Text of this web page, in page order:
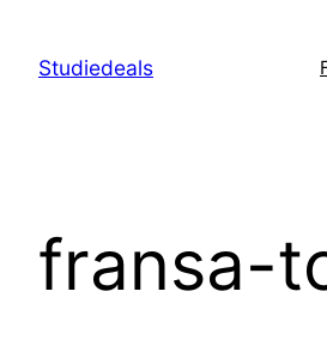
indholdStudiedeals
fransa-